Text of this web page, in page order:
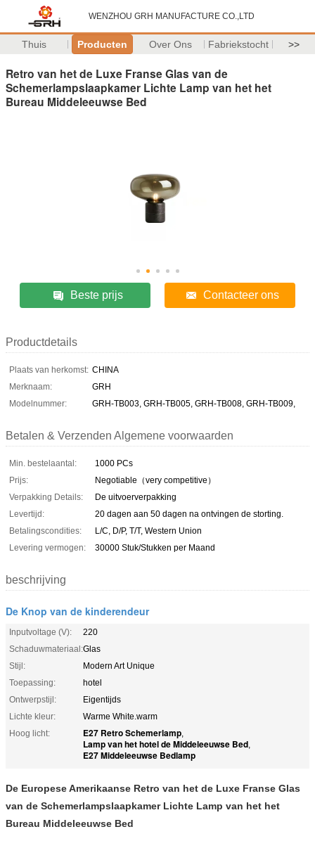
WENZHOU GRH MANUFACTURE CO.,LTD
Thuis Producten Over Ons Fabriekstocht >>
Retro van het de Luxe Franse Glas van de
Schemerlampslaapkamer Lichte Lamp van het het
Bureau Middeleeuwse Bed
Beste prijs Contacteer ons
Productdetails
Plaats van herkomst: CHINA
Merknaam:
GRH
Modelnummer:
GRH-TB003, GRH-TB005, GRH-TB008, GRH-TB009,
Betalen & Verzenden Algemene voorwaarden
Min. bestelaantal:
1000 PCs
Prijs:
Negotiable（very competitive）
Verpakking Details:
De uitvoerverpakking
Levertijd:
20 dagen aan 50 dagen na ontvingen de storting.
Betalingscondities:
L/C, D/P, T/T, Western Union
Levering vermogen:
30000 Stuk/Stukken per Maand
beschrijving
De Knop van de kinderendeur
Inputvoltage (V):
220
Schaduwmateriaal:Glas
Stijl:
Modern Art Unique
Toepassing:
hotel
Ontwerpstijl:
Eigentijds
Lichte kleur:
Warme White.warm
Hoog licht:
E27 Retro Schemerlamp,
Lamp van het hotel de Middeleeuwse Bed,
E27 Middeleeuwse Bedlamp
De Europese Amerikaanse Retro van het de Luxe Franse Glas
van de Schemerlampslaapkamer Lichte Lamp van het het
Bureau Middeleeuwse Bed